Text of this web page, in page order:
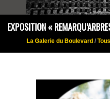
EXPOSITION «
La Galerie du Boulevard /